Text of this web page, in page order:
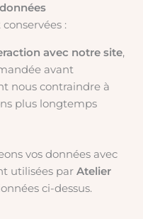
:
avec notre site,
avant
nous contraindre à
plus longtemps
vos données avec
utilisées par Atelier
ci-dessus.